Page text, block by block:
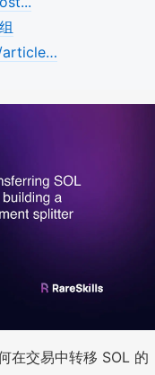
article…
在交易中转移 SOL 的